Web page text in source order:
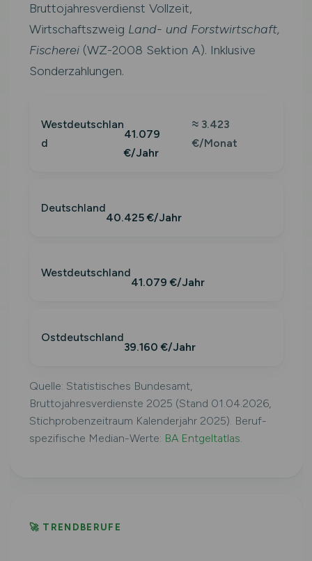
Bruttojahresverdienst Vollzeit,
Wirtschaftszweig Land- und Forstwirtschaft,
Fischerei(WZ-2008 Sektion A). Inklusive
Sonderzahlungen.
Westdeutschlan
d
41.079
€/Jahr
≈ 3.423
€/Monat
Deutschland
40.425 €/Jahr
Westdeutschland
41.079 €/Jahr
Ostdeutschland
39.160 €/Jahr
Quelle: Statistisches Bundesamt,
Bruttojahresverdienste 2025 (Stand 01.04.2026,
Stichprobenzeitraum Kalenderjahr 2025). Beruf-
spezifische Median-Werte: BA Entgeltatlas.
🚀 TRENDBERUFE